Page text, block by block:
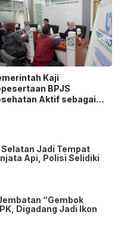
Kaji
BPJS
Aktif sebagai
Jadi Tempat
Api, Polisi Selidiki
“Gembok
Digadang Jadi Ikon